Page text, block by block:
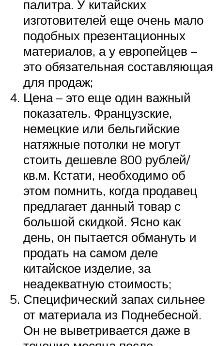
палитра. У китайских
изготовителей еще очень мало
подобных презентационных
материалов, а у европейцев –
это обязательная составляющая
для продаж;
Цена – это еще один важный
показатель. Французские,
немецкие или бельгийские
натяжные потолки не могут
стоить дешевле 800 рублей/
кв.м. Кстати, необходимо об
этом помнить, когда продавец
предлагает данный товар с
большой скидкой. Ясно как
день, он пытается обмануть и
продать на самом деле
китайское изделие, за
неадекватную стоимость;
Специфический запах сильнее
от материала из Поднебесной.
Он не выветривается даже в